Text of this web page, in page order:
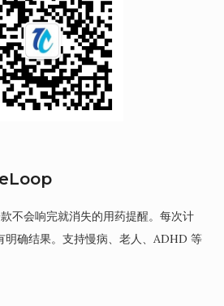
不会响完就消失的用药提醒。每次计
明确结果。支持慢病、老人、ADHD 等